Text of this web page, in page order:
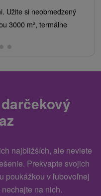
Užite si neobmedzený
3000 m², termálne
najbližších, ale neviete
Prekvapte svojich
poukážkou v ľubovoľnej
na nich.